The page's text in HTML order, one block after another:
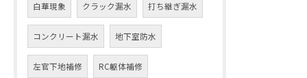
白華現象 クラック漏水 打ち継ぎ漏水
コンクリート漏水 地下室防水
左官下地補修 RC躯体補修